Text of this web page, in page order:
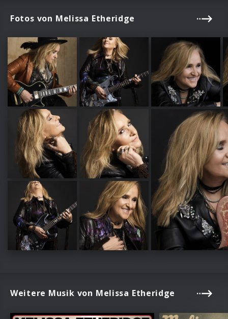
Fotos von Melissa Etheridge
Weitere Musik von Melissa Etheridge